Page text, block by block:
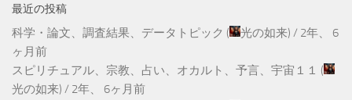
最近の投稿
科学・論文、調査結果、データトピック ( 光の如来) / 2年、 6
ヶ月前
スピリチュアル、宗教、占い、オカルト、予言、宇宙１１ (
光の如来) / 2年、 6ヶ月前